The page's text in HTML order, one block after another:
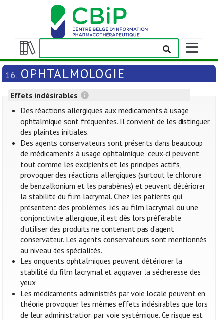
Afficher/masquer
la
table
matières
Afficher/
la
barre
navigation
16. OPHTALMOLOGIE
Effets indésirables
Des réactions allergiques aux médicaments à usage
ophtalmique sont fréquentes. Il convient de les distinguer
des plaintes initiales.
Des agents conservateurs sont présents dans beaucoup
de médicaments à usage ophtalmique; ceux-ci peuvent,
tout comme les excipients et les principes actifs,
provoquer des réactions allergiques (surtout le chlorure
de benzalkonium et les parabènes) et peuvent détériorer
la stabilité du film lacrymal. Chez les patients qui
présentent des problèmes liés au film lacrymal ou une
conjonctivite allergique, il est dès lors préférable
d’utiliser des produits ne contenant pas d’agent
conservateur. Les agents conservateurs sont mentionnés
au niveau des spécialités.
Les onguents ophtalmiques peuvent détériorer la
stabilité du film lacrymal et aggraver la sécheresse des
yeux.
Les médicaments administrés par voie locale peuvent en
théorie provoquer les mêmes effets indésirables que lors
de leur administration par voie systémique. Ce risque est